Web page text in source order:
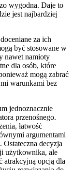
wygodna. Daje to
jest najbardziej
za ich
być stosowane w
nawet namioty
dla osób, które
mogą zabrać
warunkami bez
jednoznacznie
przenośnego.
łatwość
argumentami
decyzja
użytkownika, ale
atrakcyjną opcją dla